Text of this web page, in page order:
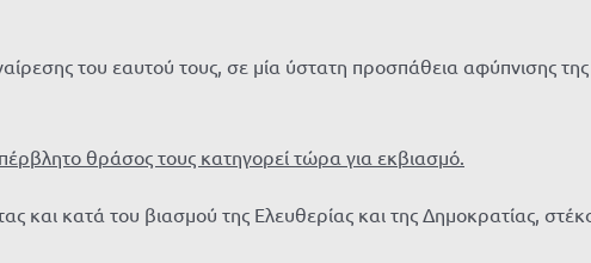
του εαυτού τους, σε μία ύστατη προσπάθεια αφύπνισης
θράσος τους κατηγορεί τώρα για εκβιασμό.
και κατά του βιασμού της Ελευθερίας και της Δημοκρατίας,